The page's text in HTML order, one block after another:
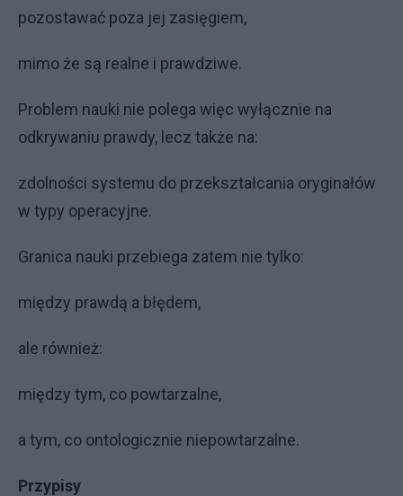
pozostawać poza jej zasięgiem,
mimo że są realne i prawdziwe.
Problem nauki nie polega więc wyłącznie na
odkrywaniu prawdy, lecz także na:
zdolności systemu do przekształcania oryginałów
w typy operacyjne.
Granica nauki przebiega zatem nie tylko:
między prawdą a błędem,
ale również:
między tym, co powtarzalne,
a tym, co ontologicznie niepowtarzalne.
Przypisy